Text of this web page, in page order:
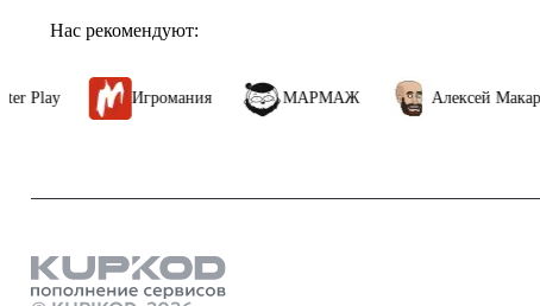
Нас рекомендуют:
Игромания МАРМАЖ Алексей Макаренков